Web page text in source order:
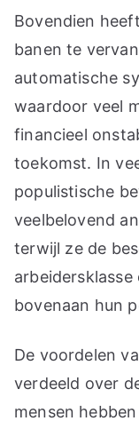
Bovendien
banen te
automatische
waardoor veel
financieel
toekomst. In
populistische
veelbelovend
terwijl ze de
bovenaan hun
De voordelen
verdeeld over
mensen